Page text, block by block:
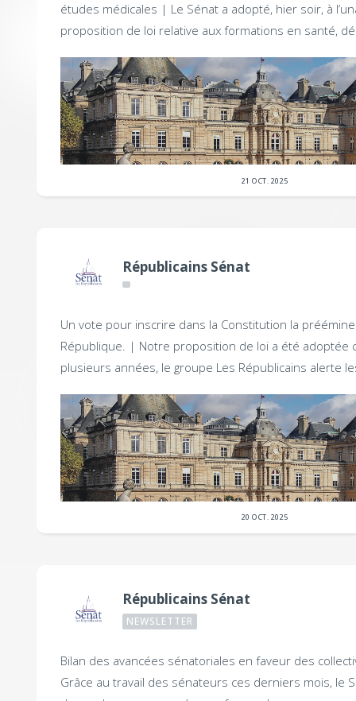
études médicales | Le Sénat a adopté, hier soir, à
proposition de loi relative aux formations en santé,
21 OCT. 2025
Républicains Sénat
Un vote pour inscrire dans la Constitution la
République. | Notre proposition de loi a été adoptée
plusieurs années, le groupe Les Républicains alerte
20 OCT. 2025
Républicains Sénat
NEWSLETTER
Bilan des avancées sénatoriales en faveur des
Grâce au travail des sénateurs ces derniers mois, le